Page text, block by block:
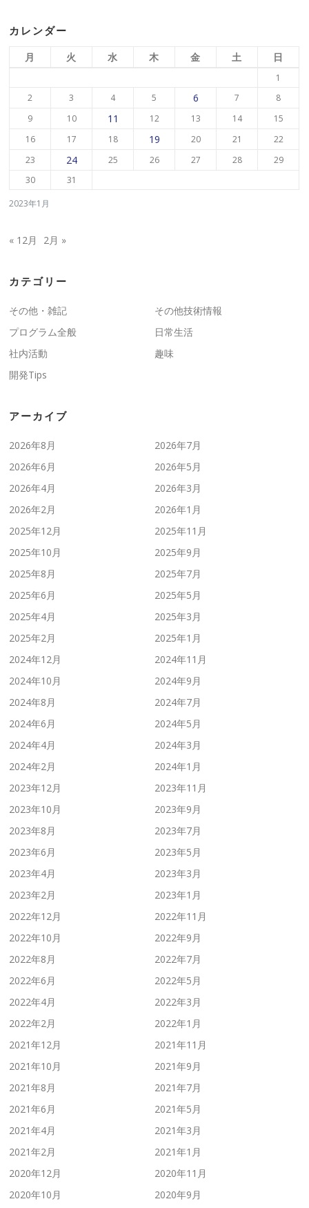
カレンダー
2023年1月
月 火 水 木 金 土 日
1
2
3 4 5 6 7
8
9
10 11 12 13 14
15
16
17 18 19 20 21
22
23
24 25 26 27 28
29
30
31
« 12月 2月 »
カテゴリー
その他・雑記
その他技術情報
プログラム全般
日常生活
社内活動
趣味
開発Tips
アーカイブ
2026年8月
2026年7月
2026年6月
2026年5月
2026年4月
2026年3月
2026年2月
2026年1月
2025年12月
2025年11月
2025年10月
2025年9月
2025年8月
2025年7月
2025年6月
2025年5月
2025年4月
2025年3月
2025年2月
2025年1月
2024年12月
2024年11月
2024年10月
2024年9月
2024年8月
2024年7月
2024年6月
2024年5月
2024年4月
2024年3月
2024年2月
2024年1月
2023年12月
2023年11月
2023年10月
2023年9月
2023年8月
2023年7月
2023年6月
2023年5月
2023年4月
2023年3月
2023年2月
2023年1月
2022年12月
2022年11月
2022年10月
2022年9月
2022年8月
2022年7月
2022年6月
2022年5月
2022年4月
2022年3月
2022年2月
2022年1月
2021年12月
2021年11月
2021年10月
2021年9月
2021年8月
2021年7月
2021年6月
2021年5月
2021年4月
2021年3月
2021年2月
2021年1月
2020年12月
2020年11月
2020年10月
2020年9月